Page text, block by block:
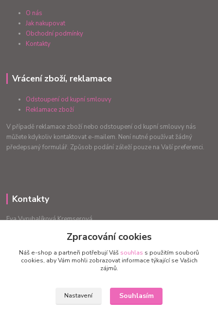
O nás
Jak nakupovat
Obchodní podmínky
Kontakty
Vrácení zboží, reklamace
Odstoupení od kupní smlouvy
Reklamace zboží
V případě reklamace zboží nebo odstoupení od kupní smlouvy nás
můžete kdykoliv kontaktovat e-mailem. Není nutné používat žádný
předepsaný formulář. Způsob podání záleží pouze na Vaší preferenci.
Kontakty
Eva Vyrubalíková Kremserová
info.radost@email.cz
Upravit sběr cookies.
Zpracování cookies
Náš e-shop a partneři potřebují Váš souhlas s použitím souborů
cookies, aby Vám mohli zobrazovat informace týkající se Vašich
zájmů.
Nastavení Souhlasím